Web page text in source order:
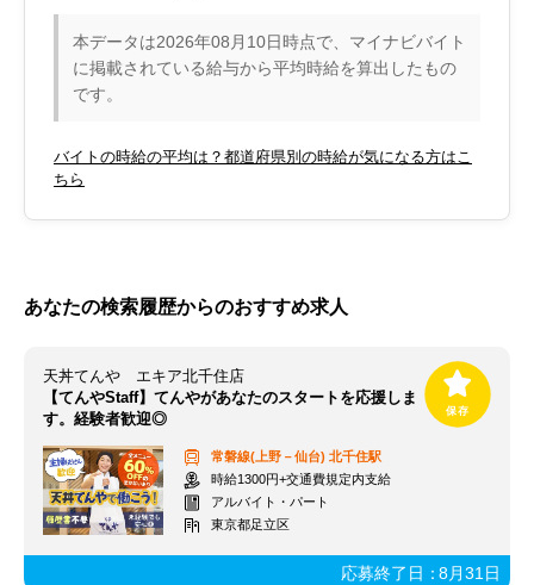
本データは2026年08月10日時点で、マイナビバイト
に掲載されている給与から平均時給を算出したもの
です。
バイトの時給の平均は？都道府県別の時給が気になる方はこ
ちら
あなたの検索履歴からのおすすめ求人
天丼てんや エキア北千住店
【てんやStaff】てんやがあなたのスタートを応援しま
す。経験者歓迎◎
常磐線(上野－仙台) 北千住駅
時給1300円+交通費規定内支給
アルバイト・パート
東京都足立区
応募終了日：8月31日